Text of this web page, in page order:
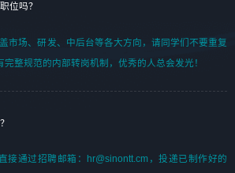
位吗？
市场、研发、中后台等各大方向，请同学们不要重复
完整规范的内部转岗机制，优秀的人总会发光！
接通过招聘邮箱：hr@sinontt.cm，投递已制作好的